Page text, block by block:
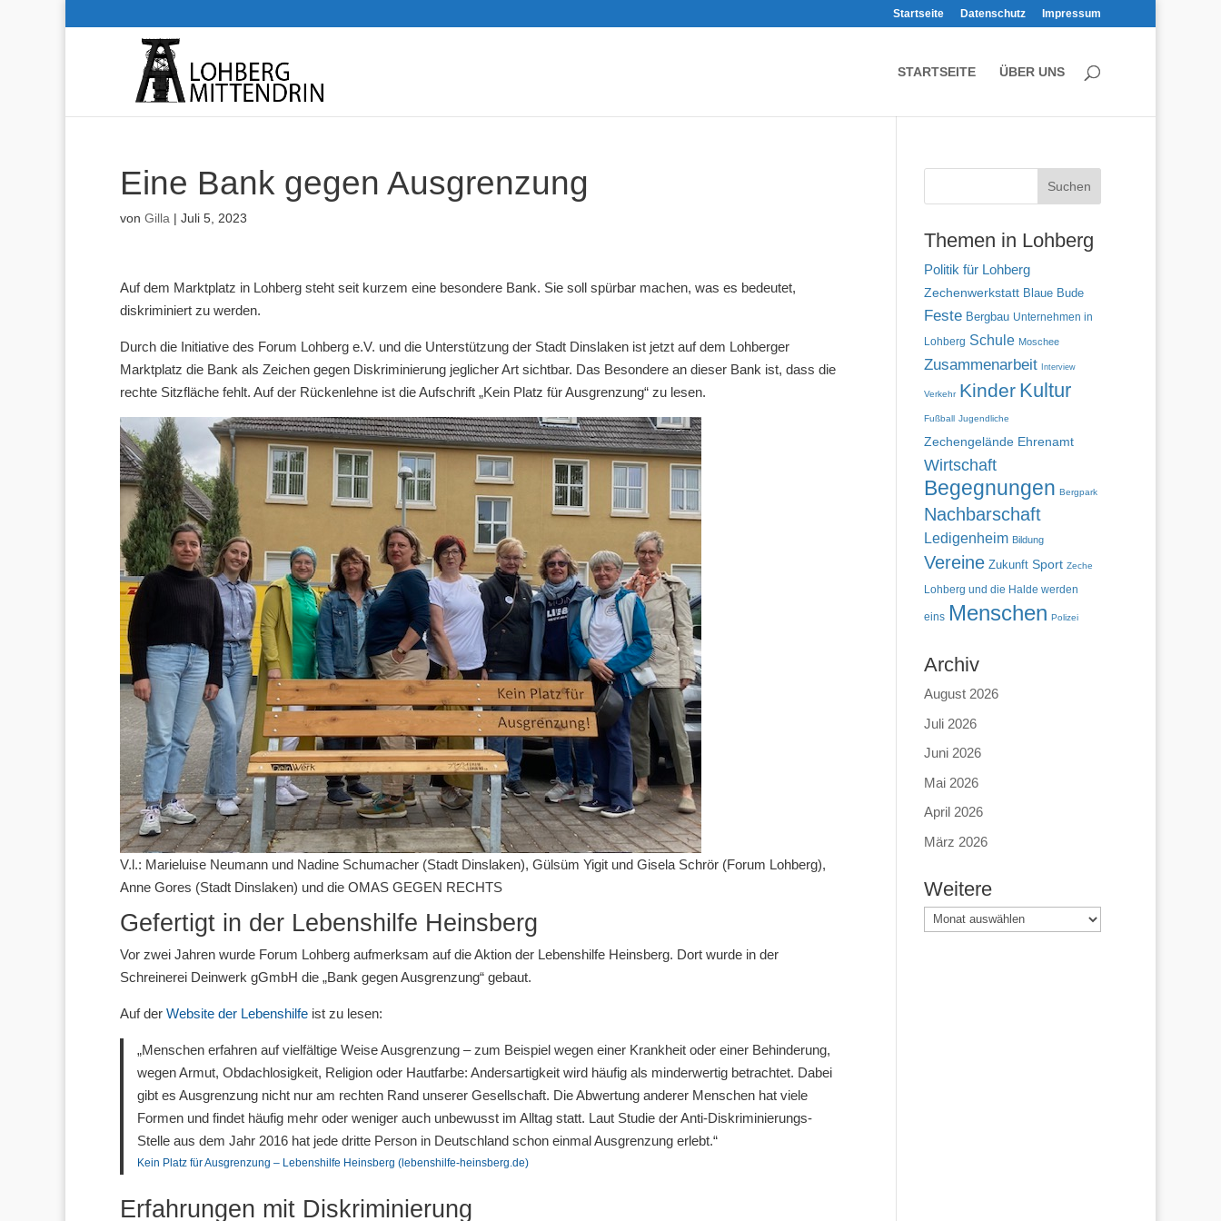
Startseite Datenschutz Impressum
STARTSEITE ÜBER UNS
Eine Bank gegen Ausgrenzung
von Gilla | Juli 5, 2023
Auf dem Marktplatz in Lohberg steht seit kurzem eine besondere Bank. Sie soll spürbar machen, was es bedeutet,
diskriminiert zu werden.
Durch die Initiative des Forum Lohberg e.V. und die Unterstützung der Stadt Dinslaken ist jetzt auf dem Lohberger
Marktplatz die Bank als Zeichen gegen Diskriminierung jeglicher Art sichtbar. Das Besondere an dieser Bank ist, dass die
rechte Sitzfläche fehlt. Auf der Rückenlehne ist die Aufschrift „Kein Platz für Ausgrenzung“ zu lesen.
V.l.: Marieluise Neumann und Nadine Schumacher (Stadt Dinslaken), Gülsüm Yigit und Gisela Schrör (Forum Lohberg),
Anne Gores (Stadt Dinslaken) und die OMAS GEGEN RECHTS
Gefertigt in der Lebenshilfe Heinsberg
Vor zwei Jahren wurde Forum Lohberg aufmerksam auf die Aktion der Lebenshilfe Heinsberg. Dort wurde in der
Schreinerei Deinwerk gGmbH die „Bank gegen Ausgrenzung“ gebaut.
Auf der Website der Lebenshilfe ist zu lesen:
„Menschen erfahren auf vielfältige Weise Ausgrenzung – zum Beispiel wegen einer Krankheit oder einer Behinderung,
wegen Armut, Obdachlosigkeit, Religion oder Hautfarbe: Andersartigkeit wird häufig als minderwertig betrachtet. Dabei
gibt es Ausgrenzung nicht nur am rechten Rand unserer Gesellschaft. Die Abwertung anderer Menschen hat viele
Formen und findet häufig mehr oder weniger auch unbewusst im Alltag statt. Laut Studie der Anti-Diskriminierungs-
Stelle aus dem Jahr 2016 hat jede dritte Person in Deutschland schon einmal Ausgrenzung erlebt.“
Kein Platz für Ausgrenzung – Lebenshilfe Heinsberg (lebenshilfe-heinsberg.de)
Erfahrungen mit Diskriminierung
Themen in Lohberg
Politik für Lohberg
Zechenwerkstatt Blaue Bude
Feste Bergbau Unternehmen in
Lohberg Schule Moschee
Zusammenarbeit Interview
Verkehr Kinder Kultur
Fußball Jugendliche
Zechengelände Ehrenamt
Wirtschaft
Begegnungen Bergpark
Nachbarschaft
Ledigenheim Bildung
Vereine Zukunft Sport Zeche
Lohberg und die Halde werden
eins Menschen Polizei
Archiv
August 2026
Juli 2026
Juni 2026
Mai 2026
April 2026
März 2026
Weitere
Weitere